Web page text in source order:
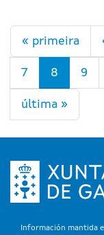
Páxinas
« primeira
7 8 9
última »
Información mantida